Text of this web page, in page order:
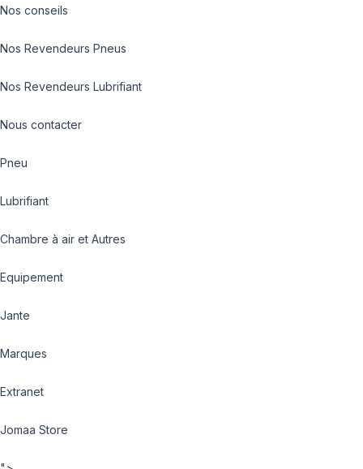
Nos conseils
Nos Revendeurs Pneus
Nos Revendeurs Lubrifiant
Nous contacter
Pneu
Lubrifiant
Chambre à air et Autres
Equipement
Jante
Marques
Extranet
Jomaa Store